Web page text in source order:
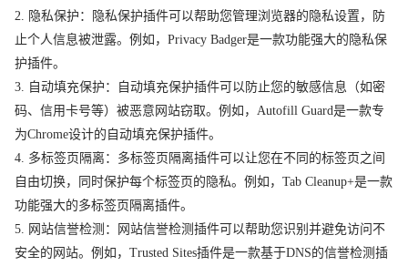
2. 隐私保护：隐私保护插件可以帮助您管理浏览器的隐私设置，防
止个人信息被泄露。例如，Privacy Badger是一款功能强大的隐私保
护插件。
3. 自动填充保护：自动填充保护插件可以防止您的敏感信息（如密
码、信用卡号等）被恶意网站窃取。例如，Autofill Guard是一款专
为Chrome设计的自动填充保护插件。
4. 多标签页隔离：多标签页隔离插件可以让您在不同的标签页之间
自由切换，同时保护每个标签页的隐私。例如，Tab Cleanup+是一款
功能强大的多标签页隔离插件。
5. 网站信誉检测：网站信誉检测插件可以帮助您识别并避免访问不
安全的网站。例如，Trusted Sites插件是一款基于DNS的信誉检测插